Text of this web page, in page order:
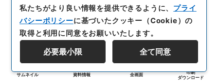
サムネイル 資料情報 全画面
印刷
ダウンロード
私たちがより良い情報を提供できるように、 プライ
バシーポリシーに基づいたクッキー（Cookie）の
取得と利用に同意をお願いいたします。
必要最小限 全て同意